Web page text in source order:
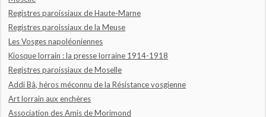
Registres paroissiaux de Haute-Marne
Registres paroissiaux de la Meuse
Les Vosges napoléoniennes
Kiosque lorrain : la presse lorraine 1914-1918
Registres paroissiaux de Moselle
Addi Bâ, héros méconnu de la Résistance vosgienne
Art lorrain aux enchères
Association des Amis de Morimond